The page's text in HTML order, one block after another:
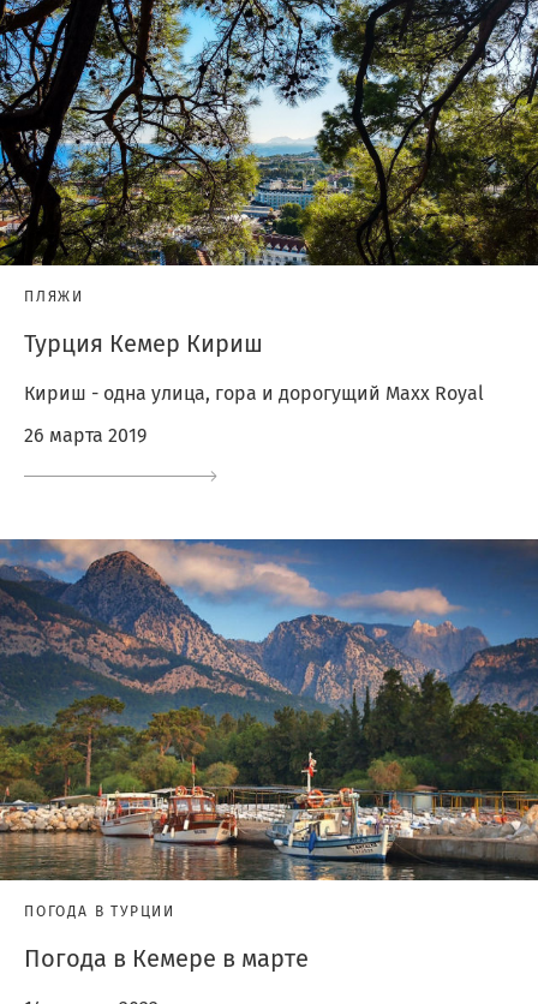
ПЛЯЖИ
Турция Кемер Кириш
Кириш - одна улица, гора и дорогущий Maxx Royal
26 марта 2019
ПОГОДА В ТУРЦИИ
Погода в Кемере в марте